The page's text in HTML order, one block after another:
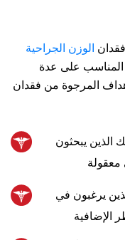
الوزن الجراحية
المناسب على عدة
المرجوة من فقدان
الذين يبحثون
يرغبون في